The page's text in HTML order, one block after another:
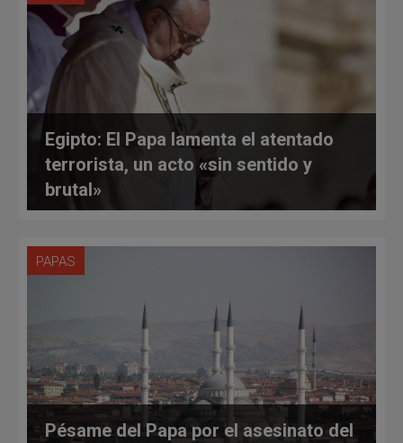
Egipto: El Papa lamenta el atentado
terrorista, un acto «sin sentido y
brutal»
PAPAS
Pésame del Papa por el asesinato del